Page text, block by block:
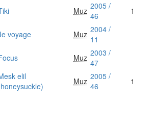
Muz 2005 /
46
1
voyage Muz 2004 /
11
Muz 2003 /
47
elil
Muz 2005 /
46
1